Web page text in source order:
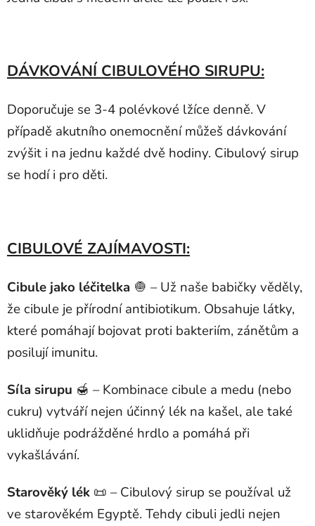
DÁVKOVÁNÍ CIBULOVÉHO SIRUPU:
Doporučuje se 3-4 polévkové lžíce denně. V
případě akutního onemocnění můžeš dávkování
zvýšit i na jednu každé dvě hodiny. Cibulový sirup
se hodí i pro děti.
CIBULOVÉ ZAJÍMAVOSTI:
Cibule jako léčitelka 🧅 – Už naše babičky věděly,
že cibule je přírodní antibiotikum. Obsahuje látky,
které pomáhají bojovat proti bakteriím, zánětům a
posilují imunitu.
Síla sirupu 🍯 – Kombinace cibule a medu (nebo
cukru) vytváří nejen účinný lék na kašel, ale také
uklidňuje podrážděné hrdlo a pomáhá při
vykašlávání.
Starověký lék 📜 – Cibulový sirup se používal už
ve starověkém Egyptě. Tehdy cibuli jedli nejen